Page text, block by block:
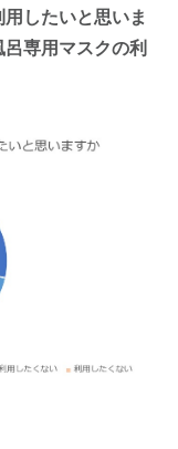
用したいと思いま
専用マスクの利